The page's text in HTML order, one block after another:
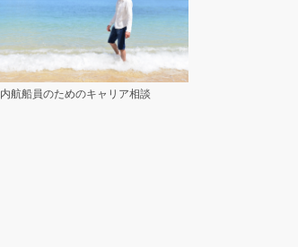
内航船員のためのキャリア相談